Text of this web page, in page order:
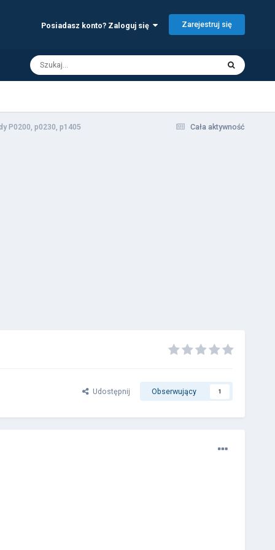
Posiadasz konto? Zaloguj się Zarejestruj się
Cała aktywność
P0200, p0230, p1405
Udostępnij Obserwujący 1